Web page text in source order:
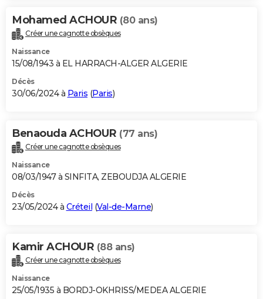
Mohamed ACHOUR (80 ans)
Créer une cagnotte obsèques
Naissance
15/08/1943 à EL HARRACH-ALGER ALGERIE
Décès
30/06/2024 à Paris (Paris)
Benaouda ACHOUR (77 ans)
Créer une cagnotte obsèques
Naissance
08/03/1947 à SINFITA, ZEBOUDJA ALGERIE
Décès
23/05/2024 à Créteil (Val-de-Marne)
Kamir ACHOUR (88 ans)
Créer une cagnotte obsèques
Naissance
25/05/1935 à BORDJ-OKHRISS/MEDEA ALGERIE